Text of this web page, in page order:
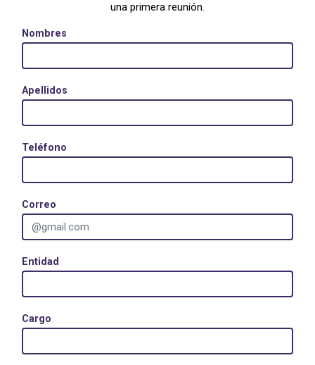
una primera reunión.
Nombres
Apellidos
Teléfono
Correo
Entidad
Cargo